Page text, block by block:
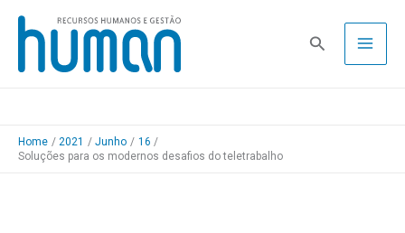
Skip
content
Pesquisa
Home 2021 Junho
16
Soluções para os modernos desafios do teletrabalho